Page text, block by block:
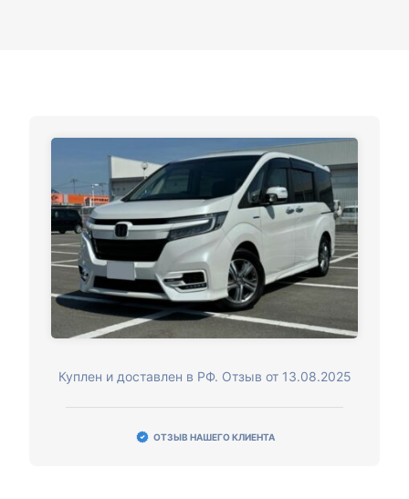
Куплен и доставлен в РФ. Отзыв от 13.08.2025
ОТЗЫВ НАШЕГО КЛИЕНТА